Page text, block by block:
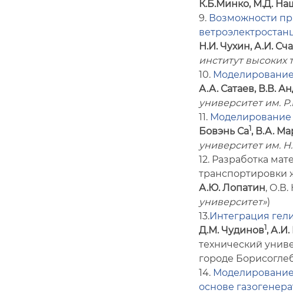
К.Б.Минко, М.Д.
9. Возможности
Н.И. Чухин, А.И.
институт высоких
10.
А.А. Сатаев, В.В.
университет им.
11. Моделирование
Бовэнь Са1, В.А.
университет им.
12. Разработка
транспортировки
А.Ю. Лопатин, О.В.
университет»)
13.Интеграция
Д.М. Чудинов1, А.И.
технический
городе
14.
основе